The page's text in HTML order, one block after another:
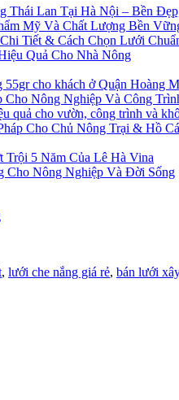
Thái Lan Tại Hà Nội – Bền
Mỹ Và Chất Lượng Bền
Tiết & Cách Chọn Lưới
Quả Cho Nhà Nông
cho khách ở Quận Hoàng
Nông Nghiệp Và Công
quả cho vườn, công trình và
Cho Chủ Nông Trại & Hồ Cá
5 Năm Của Lê Hà Vina
Cho Nông Nghiệp Và Đời Sống
, lưới che nắng giá rẻ, bán lưới